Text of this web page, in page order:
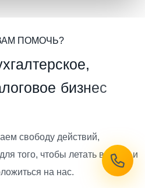
ПОМОЧЬ?
хгалтерское,
логовое бизнес
свободу действий,
того, чтобы летать высоко и
на нас.